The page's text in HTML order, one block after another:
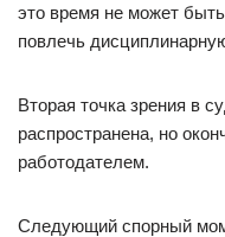
это время не может
повлечь
Вторая точка зрения в
распространена, но
работодателем.
Следующий спорный